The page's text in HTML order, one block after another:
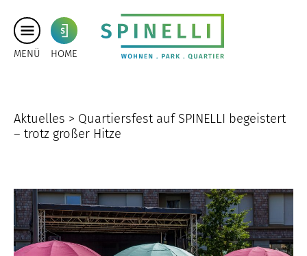
MENÜ HOME
Aktuelles > Quartiersfest auf SPINELLI begeistert
– trotz großer Hitze